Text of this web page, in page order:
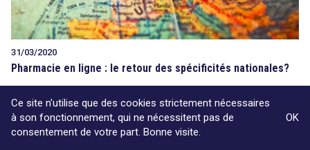
31/03/2020
Pharmacie en ligne : le retour des spécificités nationales?
Ce site n'utilise que des cookies strictement nécessaires
à son fonctionnement, qui ne nécessitent pas de
consentement de votre part. Bonne visite.
OK